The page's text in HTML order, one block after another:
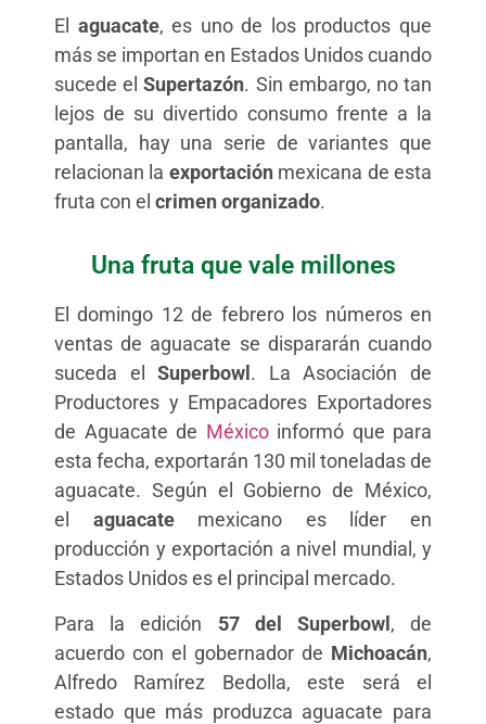
El aguacate, es uno de los productos que
más se importan en Estados Unidos cuando
sucede elSupertazón. Sin embargo, no tan
lejos de su divertido consumo frente a la
pantalla, hay una serie de variantes que
relacionan la exportación mexicana de esta
fruta con el crimen organizado.
Una fruta que vale millones
El domingo 12 de febrero los números en
ventas de aguacate se dispararán cuando
suceda elSuperbowl . La Asociación de
Productores y Empacadores Exportadores
de Aguacate de México informó que para
esta fecha, exportarán 130 mil toneladas de
aguacate. Según el Gobierno de México,
el aguacate mexicano es líder en
producción y exportación a nivel mundial, y
Estados Unidos es el principal mercado.
Para la edición 57 del Superbowl, de
acuerdo con el gobernador de Michoacán,
Alfredo Ramírez Bedolla, este será el
estado que más produzca aguacate para